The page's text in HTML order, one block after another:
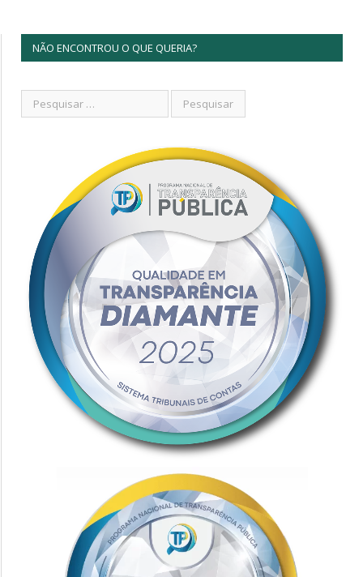
NÃO ENCONTROU O QUE QUERIA?